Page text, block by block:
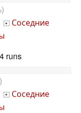
+ Соседние
runs
+ Соседние